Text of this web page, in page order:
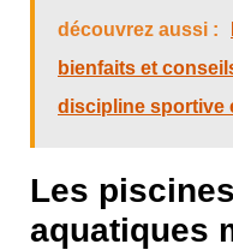
découvrez aussi :
bienfaits et
discipline sportive
Les
aquatiques